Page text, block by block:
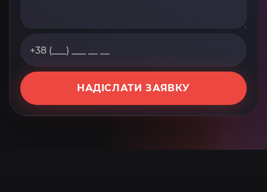
НАДІСЛАТИ ЗАЯВКУ